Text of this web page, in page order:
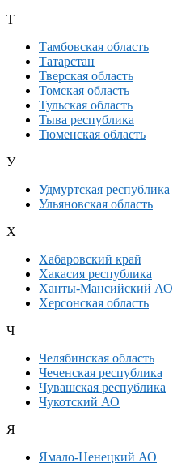
Т
Тамбовская область
Татарстан
Тверская область
Томская область
Тульская область
Тыва республика
Тюменская область
У
Удмуртская республика
Ульяновская область
Х
Хабаровский край
Хакасия республика
Ханты-Мансийский АО
Херсонская область
Ч
Челябинская область
Чеченская республика
Чувашская республика
Чукотский АО
Я
Ямало-Ненецкий АО